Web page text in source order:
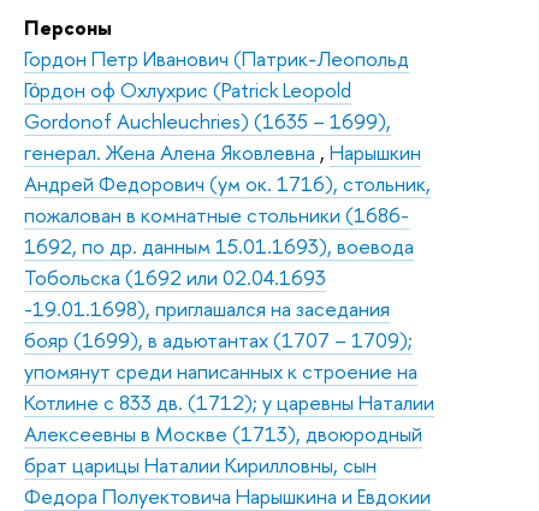
Персоны
Гордон Петр Иванович (Патрик-Леопольд
Го́рдон оф Охлухрис (Patrick Leopold
Gordonof Auchleuchries) (1635 – 1699),
генерал. Жена Алена Яковлевна , Нарышкин
Андрей Федорович (ум ок. 1716), стольник,
пожалован в комнатные стольники (1686-
1692, по др. данным 15.01.1693), воевода
Тобольска (1692 или 02.04.1693
-19.01.1698), приглашался на заседания
бояр (1699), в адьютантах (1707 – 1709);
упомянут среди написанных к строение на
Котлине с 833 дв. (1712); у царевны Наталии
Алексеевны в Москве (1713), двоюродный
брат царицы Наталии Кирилловны, сын
Федора Полуектовича Нарышкина и Евдокии